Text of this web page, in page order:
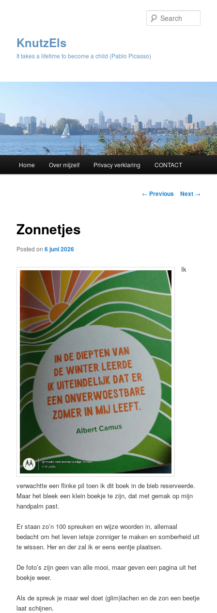
KnutzEls
It takes a lifetime to become a child (Pablo Picasso)
Skip
content
Home Over mijzelf Privacy verklaring CONTACT
Post
← Previous Next →
Zonnetjes
Posted on6 juni 2026
Ik
verwachtte een flinke pil toen ik dit boek in de bieb reserveerde.
Maar het bleek een klein boekje te zijn, dat met gemak op mijn
handpalm past.
Er staan zo’n 100 spreuken en wijze woorden in, allemaal
bedacht om het leven ietsje zonniger te maken en somberheid uit
te wissen. Her en der zal ik er eens eentje plaatsen.
De foto’s zijn geen van alle mooi, maar geven een pagina uit het
boekje weer.
Als de spreuk je maar wel doet (glim)lachen en de zon een beetje
laat schijnen.